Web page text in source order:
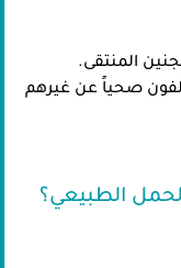
المنتقى.
صحياً عن غيرهم
الطبيعي؟